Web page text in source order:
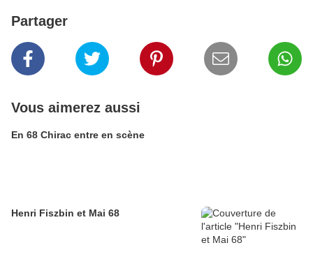
Partager
Vous aimerez aussi
En 68 Chirac entre en scène
Henri Fiszbin et Mai 68